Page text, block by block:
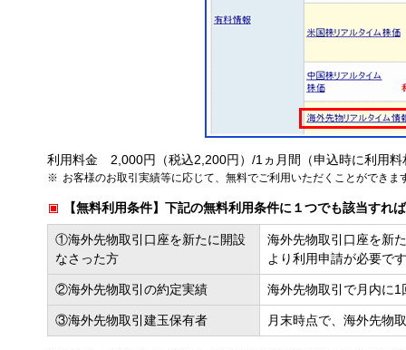
利用料金 2,000円（税込2,200円）/1ヵ月間（申込時に利用料
お客様のお取引実績等に応じて、無料でご利用いただくことができま
【無料利用条件】下記の無料利用条件に１つでも該当すれ
①海外先物取引口座を新たに開設
なさった方
海外先物取引口座を新
より利用申請が必要で
②海外先物取引の約定実績 海外先物取引で月内に
③海外先物取引建玉保有者 月末時点で、海外先物